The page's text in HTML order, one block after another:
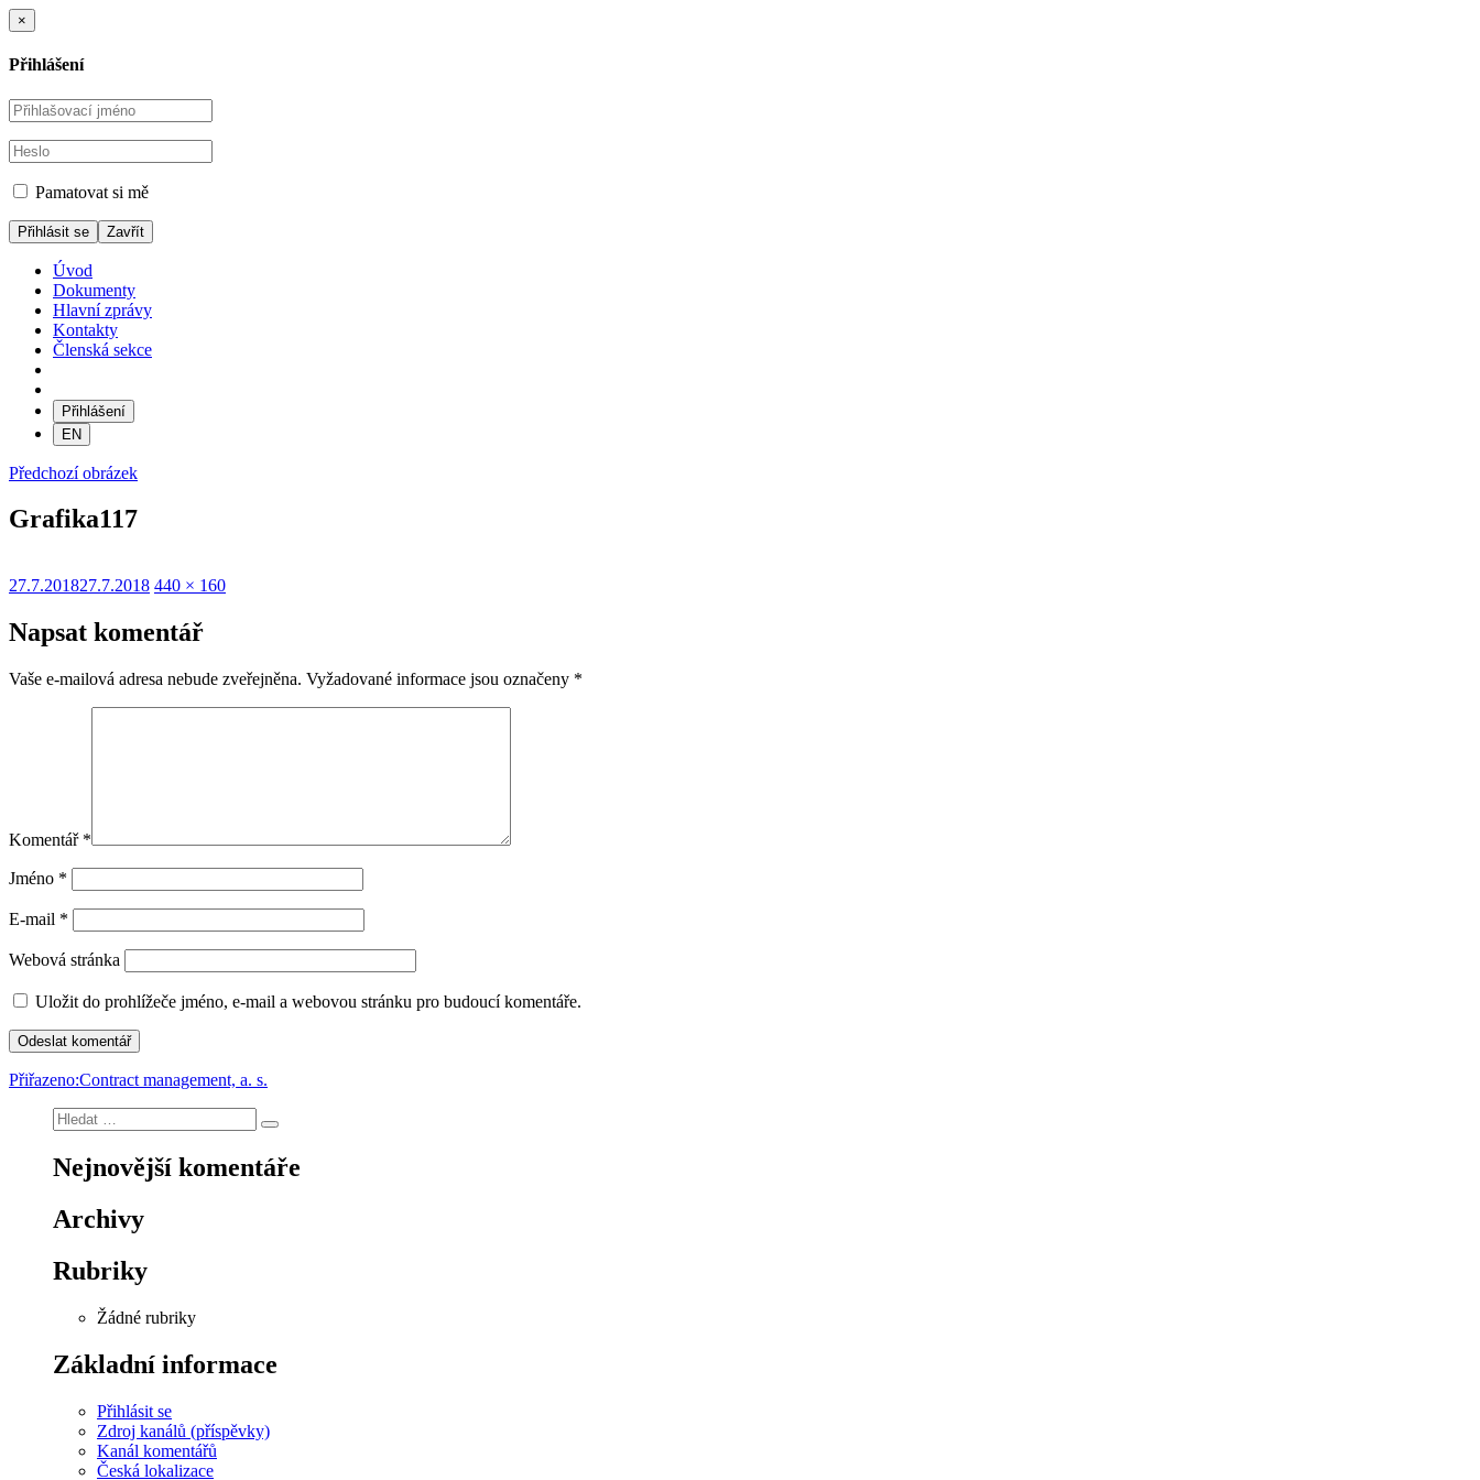
×
Přihlášení
Pamatovat si mě
Zavřít
Úvod
Dokumenty
Hlavní zprávy
Kontakty
Členská sekce
Přihlášení
EN
Předchozí obrázek
Grafika117
Publikováno:
27.7.201827.7.2018 Původní
440 × 160
Napsat komentář
Vaše e-mailová adresa nebude zveřejněna. Vyžadované informace jsou označeny *
Komentář *
Jméno *
E-mail *
Webová stránka
Uložit do prohlížeče jméno, e-mail a webovou stránku pro budoucí komentáře.
Navigace
Přiřazeno:Contract management, a. s.
Hledat:
Hledání
Nejnovější komentáře
Archivy
Rubriky
Žádné rubriky
Základní informace
Přihlásit se
Zdroj kanálů (příspěvky)
Kanál komentářů
Česká lokalizace